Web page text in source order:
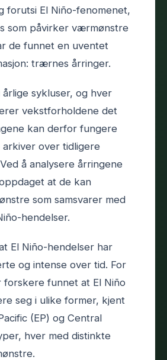
forutsi El Niño-fenomenet,
som påvirker værmønstre
de funnet en uventet
trærnes årringer.
sykluser, og hver
vekstforholdene det
kan derfor fungere
arkiver over tidligere
å analysere årringene
at de kan
som samsvarer med
hendelser.
El Niño-hendelser har
og intense over tid. For
forskere funnet at El Niño
seg i ulike former, kjent
(EP) og Central
hver med distinkte